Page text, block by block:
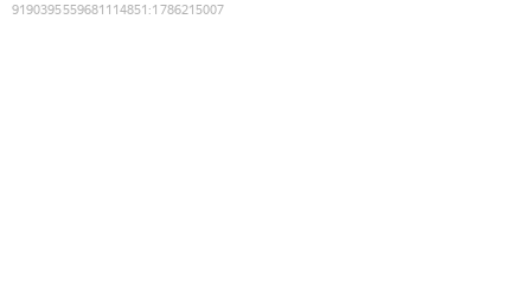
9190395559681114851 :1786215007